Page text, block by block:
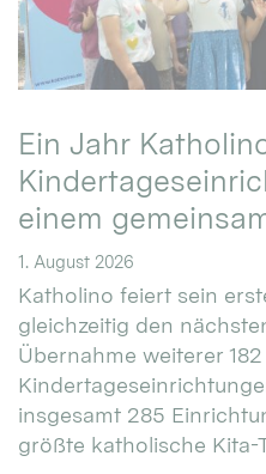
Ein Jahr
einem
1. August 2026
Katholino feiert sein
gleichzeitig den
Übernahme weiterer
insgesamt 285
größte katholische Kita-